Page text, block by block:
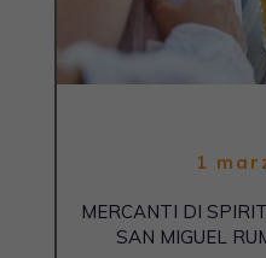
1
MERCANTI DI
SAN MIGUEL